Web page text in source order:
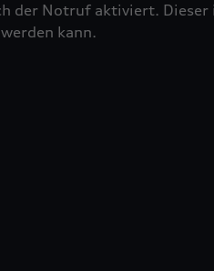
der Notruf aktiviert.
kann.